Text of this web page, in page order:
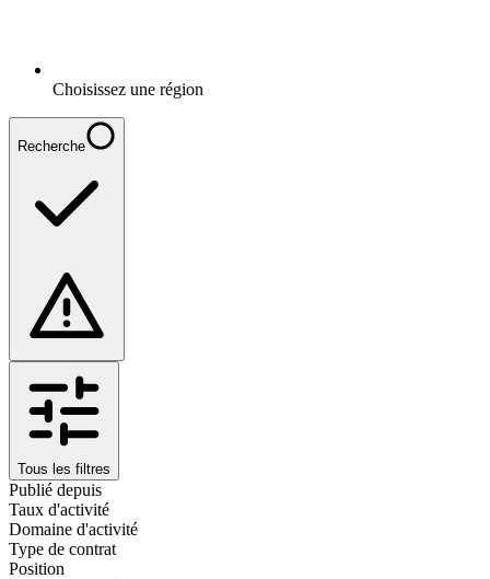
Choisissez une région
Recherche
Tous les filtres
Publié depuis
Taux d'activité
Domaine d'activité
Type de contrat
Position